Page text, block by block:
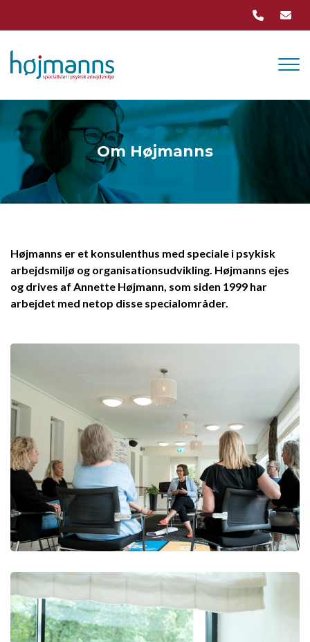
content
Om Højmanns
Højmanns er et konsulenthus med speciale i psykisk
arbejdsmiljø og organisationsudvikling. Højmanns ejes
og drives af Annette Højmann, som siden 1999 har
arbejdet med netop disse specialområder.